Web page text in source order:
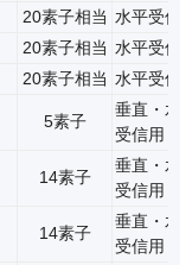
20素子相当 水平受信
20素子相当 水平受信
20素子相当 水平受信
5素子
垂直・水
受信用
14素子
垂直・水
受信用
14素子
垂直・水
受信用